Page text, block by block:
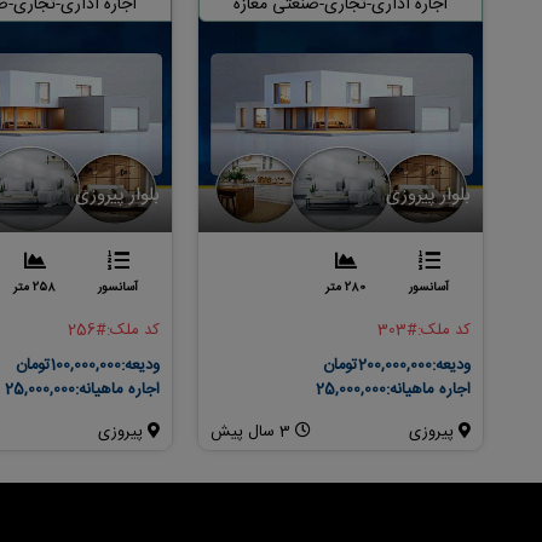
بلوار پیروزی
آسانسور 258 متر
کد ملک:#256
ودیعه:100,000,000تومان
اجاره ماهیانه:25,000,000
پیروزی
بلوار پیروزی
آسانسور 280 متر
کد ملک:#303
ودیعه:200,000,000تومان
اجاره ماهیانه:25,000,000
3 سال پیش
پیروزی